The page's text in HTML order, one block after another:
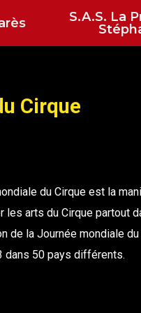
S.A.S. La
Cirque
du Cirque est la
les arts du Cirque partout
de la Journée mondiale
dans 50 pays différents.